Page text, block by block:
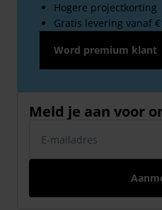
Hogere projectkorting
Gratis levering vanaf
Word premium klant
Meld je aan voor